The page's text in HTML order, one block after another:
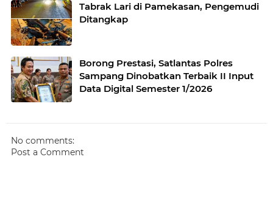
Tabrak Lari di Pamekasan, Pengemudi
Ditangkap
Borong Prestasi, Satlantas Polres
Sampang Dinobatkan Terbaik II Input
Data Digital Semester 1/2026
No comments:
Post a Comment